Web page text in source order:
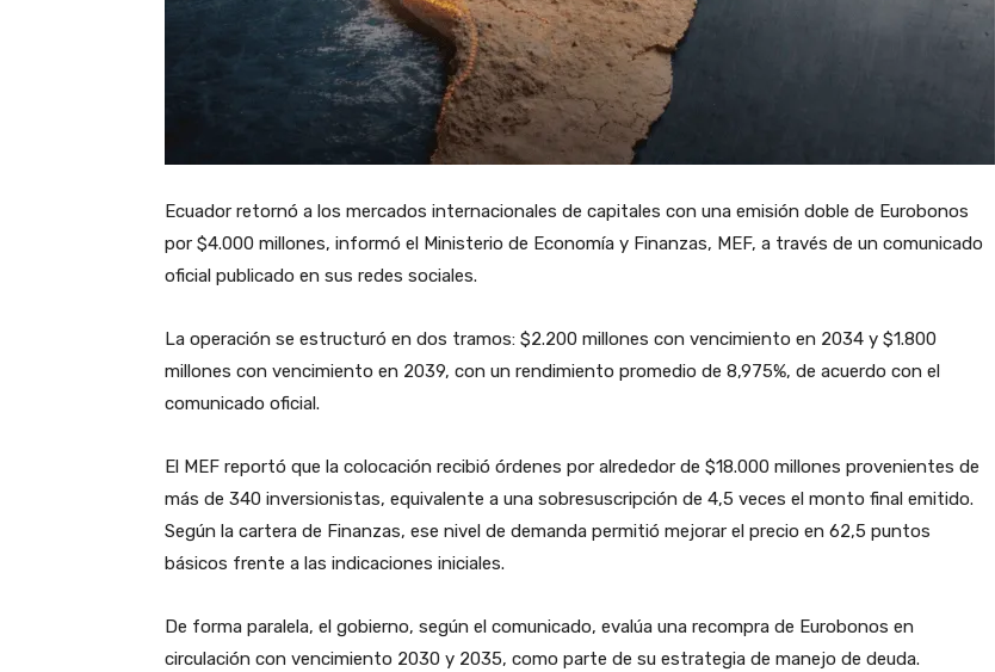
Ecuador retornó a los mercados internacionales de capitales con una emisión doble de Eurobonos
por $4.000 millones, informó el Ministerio de Economía y Finanzas, MEF, a través de un comunicado
oficial publicado en sus redes sociales.
La operación se estructuró en dos tramos: $2.200 millones con vencimiento en 2034 y $1.800
millones con vencimiento en 2039, con un rendimiento promedio de 8,975%, de acuerdo con el
comunicado oficial.
El MEF reportó que la colocación recibió órdenes por alrededor de $18.000 millones provenientes de
más de 340 inversionistas, equivalente a una sobresuscripción de 4,5 veces el monto final emitido.
Según la cartera de Finanzas, ese nivel de demanda permitió mejorar el precio en 62,5 puntos
básicos frente a las indicaciones iniciales.
De forma paralela, el gobierno, según el comunicado, evalúa una recompra de Eurobonos en
circulación con vencimiento 2030 y 2035, como parte de su estrategia de manejo de deuda.